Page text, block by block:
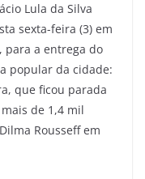
Lula da Silva
sexta-feira (3) em
para a entrega do
popular da cidade:
que ficou parada
de 1,4 mil
Rousseff em